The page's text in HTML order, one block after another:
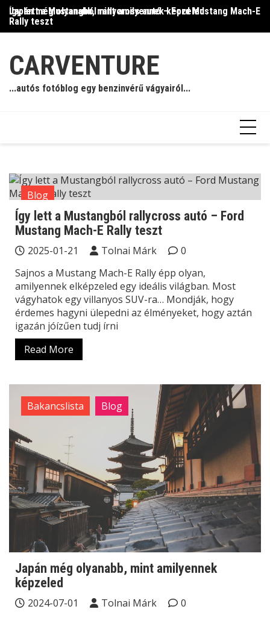
Skip
content
Így lett a Mustangból rallycross autó – Ford Mustang Mach-E
Rally teszt
Japán még olyanabb, mint amilyennek képzeled
CARVENTURE
...autós fotóblog egy benzinvérű vágyairól...
Blog
Így lett a Mustangból rallycross autó – Ford
Mustang Mach-E Rally teszt
2025-01-21 Tolnai Márk
0
Sajnos a Mustang Mach-E Rally épp olyan,
amilyennek elképzeled egy ideális világban. Most
vágyhatok egy villanyos SUV-ra… Mondják, hogy
érdemes hagyni ülepedni az élményeket, hogy aztán
igazán jóízűen tudj írni
Read More
Bakancslista Blog
Japán még olyanabb, mint amilyennek
képzeled
2024-07-01 Tolnai Márk
0